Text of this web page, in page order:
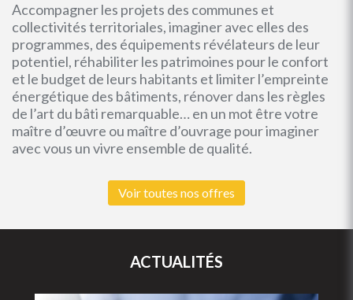
Accompagner les projets des communes et
collectivités territoriales, imaginer avec elles des
programmes, des équipements révélateurs de leur
potentiel, réhabiliter les patrimoines pour le confort
et le budget de leurs habitants et limiter l’empreinte
énergétique des bâtiments, rénover dans les règles
de l’art du bâti remarquable… en un mot être votre
maître d’œuvre ou maître d’ouvrage pour imaginer
avec vous un vivre ensemble de qualité.
Voir toutes nos offres
ACTUALITÉS